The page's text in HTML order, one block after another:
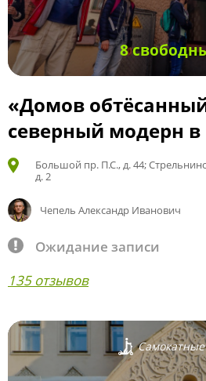
8
«Домов
северный модерн в
Большой пр. П.С., д. 44;
д. 2
Чепель Александр Иванович
Ожидание записи
135 отзывов
Самокатные